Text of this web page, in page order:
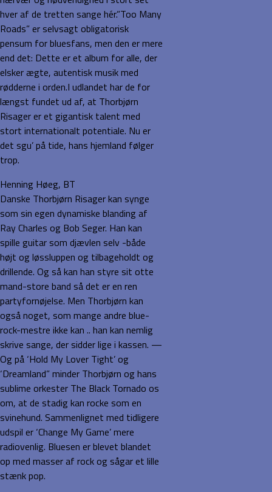
hver af de tretten sange hér.”Too Many
Roads” er selvsagt obligatorisk
pensum for bluesfans, men den er mere
end det: Dette er et album for alle, der
elsker ægte, autentisk musik med
rødderne i orden.I udlandet har de for
længst fundet ud af, at Thorbjørn
Risager er et gigantisk talent med
stort internationalt potentiale. Nu er
det sgu’ på tide, hans hjemland følger
trop.
Henning Høeg, BT
Danske Thorbjørn Risager kan synge
som sin egen dynamiske blanding af
Ray Charles og Bob Seger. Han kan
spille guitar som djævlen selv -både
højt og løssluppen og tilbageholdt og
drillende. Og så kan han styre sit otte
mand-store band så det er en ren
partyfornøjelse. Men Thorbjørn kan
også noget, som mange andre blue-
rock-mestre ikke kan .. han kan nemlig
skrive sange, der sidder lige i kassen. —
Og på ‘Hold My Lover Tight’ og
‘Dreamland” minder Thorbjørn og hans
sublime orkester The Black Tornado os
om, at de stadig kan rocke som en
svinehund. Sammenlignet med tidligere
udspil er ‘Change My Game’ mere
radiovenlig. Bluesen er blevet blandet
op med masser af rock og sågar et lille
stænk pop.